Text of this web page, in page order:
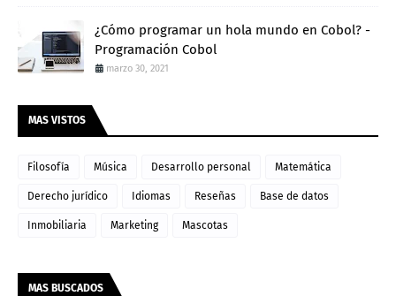
¿Cómo programar un hola mundo en Cobol? -
Programación Cobol
marzo 30, 2021
MAS VISTOS
Filosofía Música Desarrollo personal Matemática
Derecho jurídico Idiomas Reseñas Base de datos
Inmobiliaria Marketing Mascotas
MAS BUSCADOS